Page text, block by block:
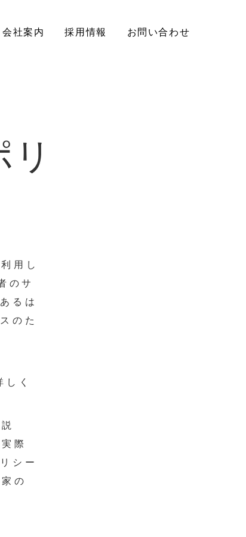
会社案内 採用情報 お問い合わせ
用し
のサ
るは
のた
く
際
シー
の